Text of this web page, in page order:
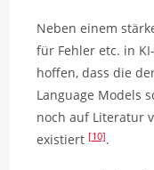
Neben einem
für Fehler etc. in
hoffen, dass die
Language Models
noch auf Literatur
existiert[10].